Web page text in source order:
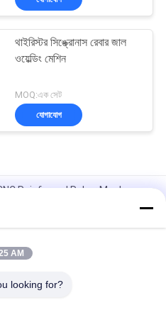
থাইরিস্টর সিঙ্ক্রোনাস রেবার জাল
ওয়েল্ডিং মেশিন
MOQ:এক সেট
যোগাযোগ
Reinforced Rebar Mesh
12m Concrete
AM
looking for?